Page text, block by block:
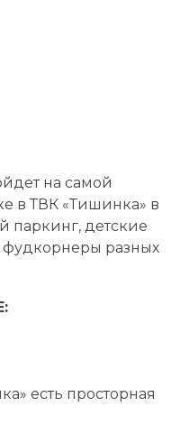
на самой
в ТВК «Тишинка» в
паркинг, детские
фудкорнеры разных
есть просторная